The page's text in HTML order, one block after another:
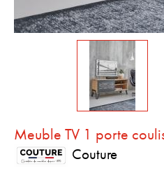
Meuble TV 1 porte
Couture